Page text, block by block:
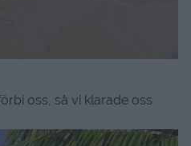
oss, så vi klarade oss